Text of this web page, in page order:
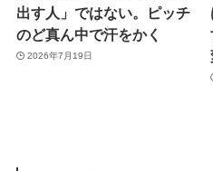
出す人」ではない。ピッチ
のど真ん中で汗をかく
2026年7月19日